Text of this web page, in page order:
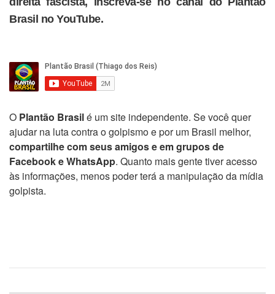
Brasil no YouTube.
O Plantão Brasilé um site independente. Se você quer
ajudar na luta contra o golpismo e por um Brasil melhor,
compartilhe com seus amigos e em grupos de
Facebook e WhatsApp. Quanto mais gente tiver acesso
às informações, menos poder terá a manipulação da mídia
golpista.